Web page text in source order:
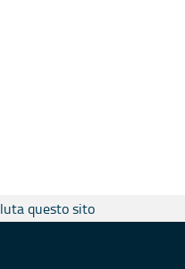
questo sito